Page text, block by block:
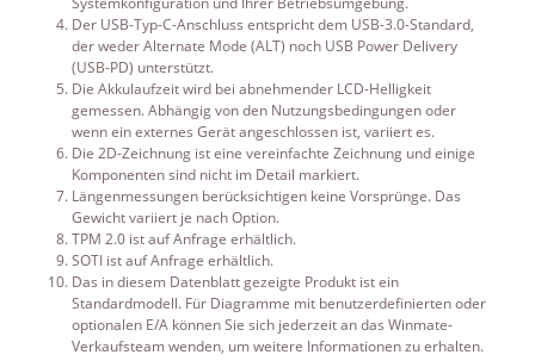
Der USB-Typ-C-Anschluss entspricht dem USB-3.0-Standard,
der weder Alternate Mode (ALT) noch USB Power Delivery
(USB-PD) unterstützt.
Die Akkulaufzeit wird bei abnehmender LCD-Helligkeit
gemessen. Abhängig von den Nutzungsbedingungen oder
wenn ein externes Gerät angeschlossen ist, variiert es.
Die 2D-Zeichnung ist eine vereinfachte Zeichnung und einige
Komponenten sind nicht im Detail markiert.
Längenmessungen berücksichtigen keine Vorsprünge. Das
Gewicht variiert je nach Option.
TPM 2.0 ist auf Anfrage erhältlich.
SOTI ist auf Anfrage erhältlich.
Das in diesem Datenblatt gezeigte Produkt ist ein
Standardmodell. Für Diagramme mit benutzerdefinierten oder
optionalen E/A können Sie sich jederzeit an das Winmate-
Verkaufsteam wenden, um weitere Informationen zu erhalten.